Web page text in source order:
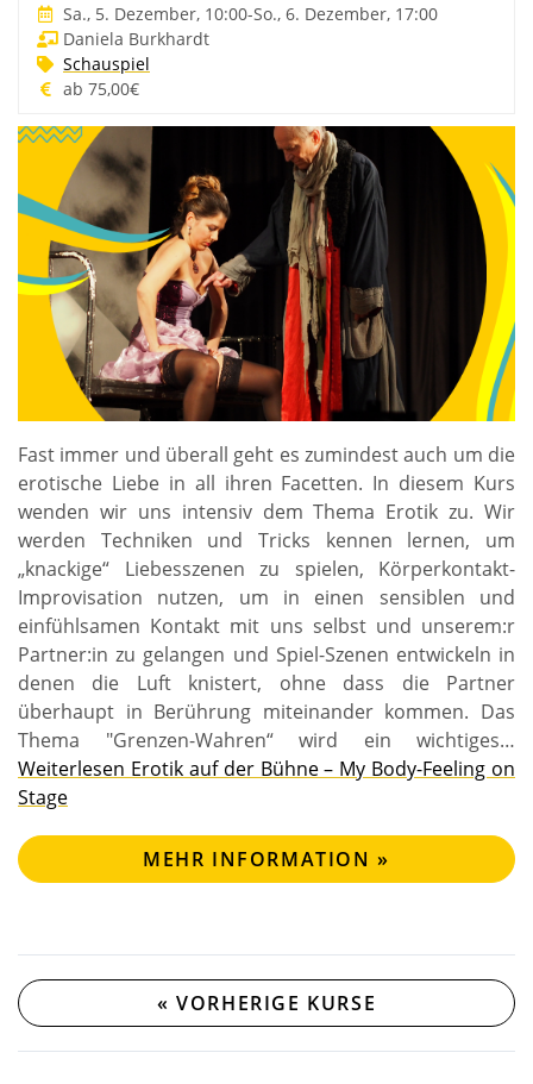
Sa., 5. Dezember, 10:00-So., 6. Dezember, 17:00
Daniela Burkhardt
Schauspiel
ab 75,00€
Fast immer und überall geht es zumindest auch um die
erotische Liebe in all ihren Facetten. In diesem Kurs
wenden wir uns intensiv dem Thema Erotik zu. Wir
werden Techniken und Tricks kennen lernen, um
„knackige“ Liebesszenen zu spielen, Körperkontakt-
Improvisation nutzen, um in einen sensiblen und
einfühlsamen Kontakt mit uns selbst und unserem:r
Partner:in zu gelangen und Spiel-Szenen entwickeln in
denen die Luft knistert, ohne dass die Partner
überhaupt in Berührung miteinander kommen. Das
Thema "Grenzen-Wahren“ wird ein wichtiges…
Weiterlesen Erotik auf der Bühne – My Body-Feeling on
Stage
MEHR INFORMATION »
« VORHERIGE KURSE